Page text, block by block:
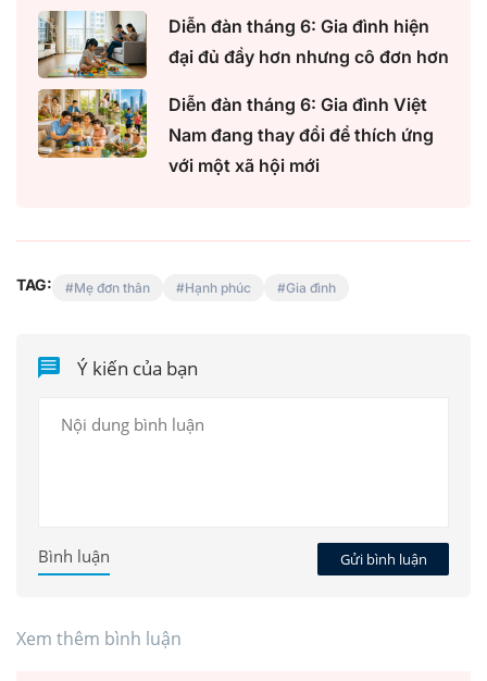
Diễn đàn tháng 6: Gia đình hiện
đại đủ đầy hơn nhưng cô đơn hơn
Diễn đàn tháng 6: Gia đình Việt
Nam đang thay đổi để thích ứng
với một xã hội mới
TAG: Mẹ đơn thân Hạnh phúc Gia đình
Ý kiến của bạn
Gửi bình luận
Bình luận
Xem thêm bình luận